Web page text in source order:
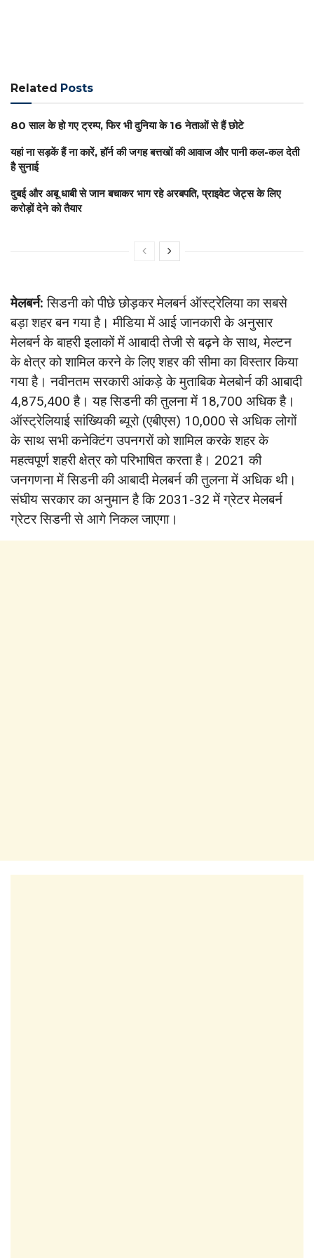
Related Posts
80 साल के हो गए ट्रम्प, फिर भी दुनिया के 16 नेताओं से हैं छोटे
यहां ना सड़कें हैं ना कारें, हॉर्न की जगह बत्तखों की आवाज और पानी कल-कल देती
है सुनाई
दुबई और अबू धाबी से जान बचाकर भाग रहे अरबपति, प्राइवेट जेट्स के लिए
करोड़ों देने को तैयार
मेलबर्न: सिडनी को पीछे छोड़कर मेलबर्न ऑस्ट्रेलिया का सबसे
बड़ा शहर बन गया है। मी‎डिया में आई जानकारी के अनुसार
मेलबर्न के बाहरी इलाकों में आबादी तेजी से बढ़ने के साथ, मेल्टन
के क्षेत्र को शामिल करने के लिए शहर की सीमा का विस्तार किया
गया है। नवीनतम सरकारी आंकड़े के मुताबिक मेलबोर्न की आबादी
4,875,400 है। यह सिडनी की तुलना में 18,700 अधिक है।
ऑस्ट्रेलियाई सांख्यिकी ब्यूरो (एबीएस) 10,000 से अधिक लोगों
के साथ सभी कनेक्टिंग उपनगरों को शामिल करके शहर के
महत्वपूर्ण शहरी क्षेत्र को परिभाषित करता है। 2021 की
जनगणना में सिडनी की आबादी मेलबर्न की तुलना में अधिक थी।
संघीय सरकार का अनुमान है कि 2031-32 में ग्रेटर मेलबर्न
ग्रेटर सिडनी से आगे निकल जाएगा।